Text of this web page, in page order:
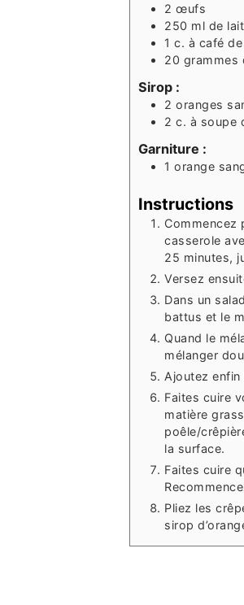
2 œufs
250 ml de
1 c. à café
20 grammes
Sirop :
2 oranges
2 c. à soupe
Garniture :
1 orange
Instructions
Commencez
casserole
25 minutes,
Versez
Dans un
battus et le
Quand le
mélanger
Ajoutez
Faites cuire
matière
poêle/
la surface.
Faites cuire
Pliez les
sirop